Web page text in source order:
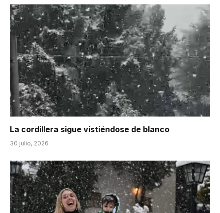
La cordillera sigue vistiéndose de blanco
30 julio, 2026